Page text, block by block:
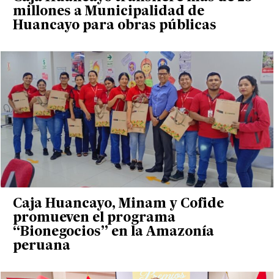
millones a Municipalidad de
Huancayo para obras públicas
Caja Huancayo, Minam y Cofide
promueven el programa
“Bionegocios” en la Amazonía
peruana